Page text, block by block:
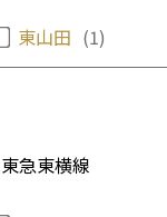
東山田 (1)
東急東横線